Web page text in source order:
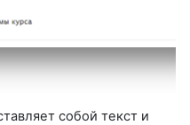
собой текст и